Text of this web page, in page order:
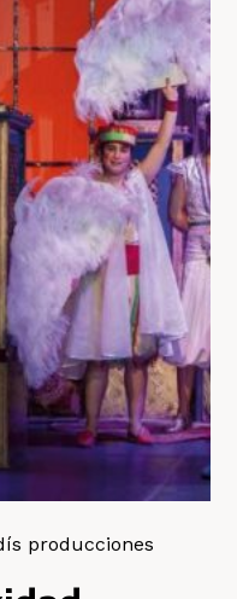
producciones